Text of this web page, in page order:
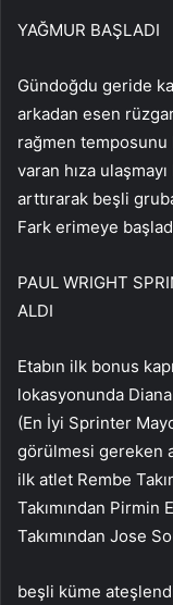
YAĞMUR BAŞLADI
Gündoğdu geride
arkadan esen
rağmen
varan hıza
arttırarak beşli
Fark erimeye
PAUL WRIGHT
ALDI
Etabın ilk bonus
lokasyonunda
(En İyi Sprinter
görülmesi gereken
ilk atlet Rembe
Takımından
Takımından Jose
beşli küme